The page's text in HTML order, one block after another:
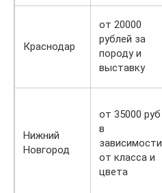
Краснодар
от 20000
рублей за
породу и
выставку
Нижний
Новгород
от 35000 руб
в
зависимости
от класса и
цвета